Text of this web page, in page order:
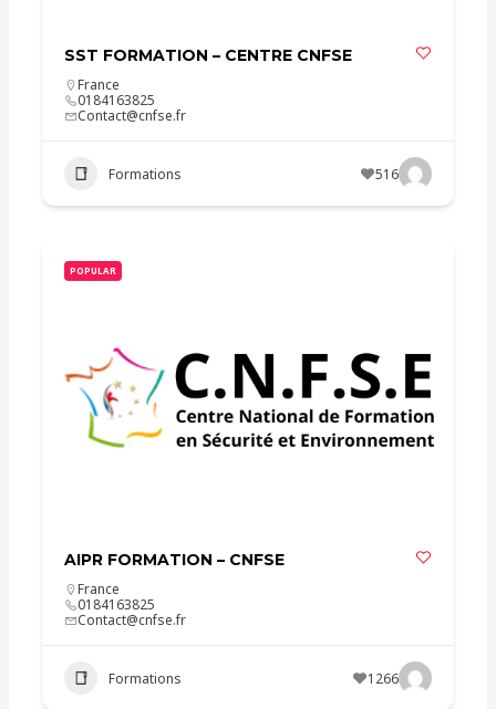
SST FORMATION – CENTRE CNFSE
France
0184163825
Contact@cnfse.fr
Formations 516
POPULAR
AIPR FORMATION – CNFSE
France
0184163825
Contact@cnfse.fr
Formations 1266